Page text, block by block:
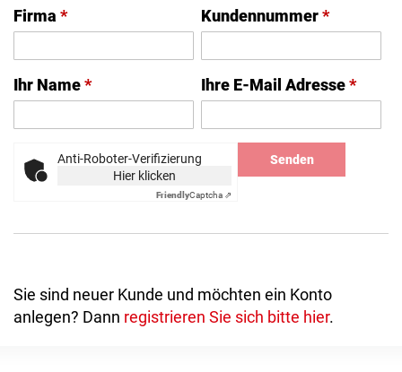
Firma * Kundennummer*
Ihr Name* Ihre E-Mail Adresse*
Anti-Roboter-Verifizierung
Hier klicken
FriendlyCaptcha ⇗
Senden
Sie sind neuer Kunde und möchten ein Konto
anlegen? Dann registrieren Sie sich bitte hier.